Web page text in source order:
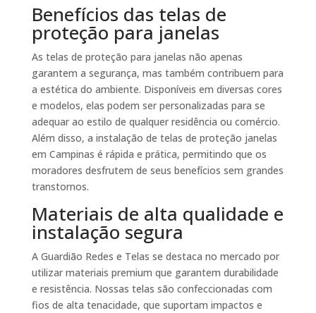
Benefícios das telas de
proteção para janelas
As telas de proteção para janelas não apenas
garantem a segurança, mas também contribuem para
a estética do ambiente. Disponíveis em diversas cores
e modelos, elas podem ser personalizadas para se
adequar ao estilo de qualquer residência ou comércio.
Além disso, a instalação de telas de proteção janelas
em Campinas é rápida e prática, permitindo que os
moradores desfrutem de seus benefícios sem grandes
transtornos.
Materiais de alta qualidade e
instalação segura
A Guardião Redes e Telas se destaca no mercado por
utilizar materiais premium que garantem durabilidade
e resistência. Nossas telas são confeccionadas com
fios de alta tenacidade, que suportam impactos e